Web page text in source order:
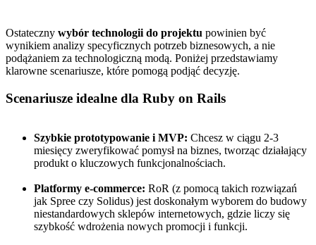
Ostateczny wybór technologii do projektu powinien być
wynikiem analizy specyficznych potrzeb biznesowych, a nie
podążaniem za technologiczną modą. Poniżej przedstawiamy
klarowne scenariusze, które pomogą podjąć decyzję.
Scenariusze idealne dla Ruby on Rails
Szybkie prototypowanie i MVP: Chcesz w ciągu 2-3
miesięcy zweryfikować pomysł na biznes, tworząc działający
produkt o kluczowych funkcjonalnościach.
Platformy e-commerce: RoR (z pomocą takich rozwiązań
jak Spree czy Solidus) jest doskonałym wyborem do budowy
niestandardowych sklepów internetowych, gdzie liczy się
szybkość wdrożenia nowych promocji i funkcji.